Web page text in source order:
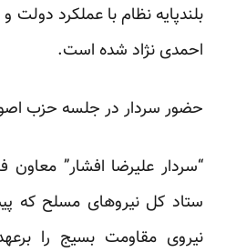
بلندپایه نظام با عملکرد دولت
احمدی نژاد شده است.
حضور سردار در جلسه حزب
“سردار علیرضا افشار” معاون
ستاد کل نیروهای مسلح که
نیروی مقاومت بسیج را